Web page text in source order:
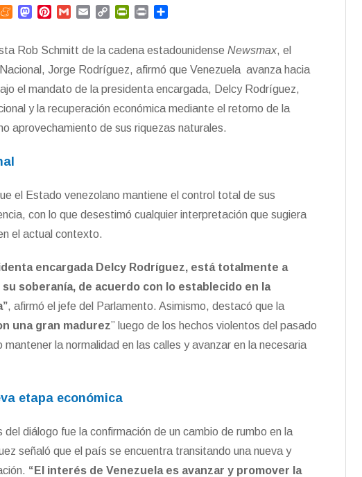
M
e
a
e
M
t
o
o
n
t
e
e
s
t
G
i
l
i
l
y
L
n
k
n
r
i
n
t
p
a
t
i
Rob Schmitt de la cadena estadounidense Newsmax, el
Jorge Rodríguez, afirmó que Venezuela avanza hacia
el mandato de la presidenta encargada, Delcy Rodríguez,
y la recuperación económica mediante el retorno de la
aprovechamiento de sus riquezas naturales.
el Estado venezolano mantiene el control total de sus
con lo que desestimó cualquier interpretación que sugiera
el actual contexto.
encargada Delcy Rodríguez, está totalmente a
soberanía, de acuerdo con lo establecido en la
, afirmó el jefe del Parlamento. Asimismo, destacó que la
una gran madurez” luego de los hechos violentos del pasado
la normalidad en las calles y avanzar en la necesaria
etapa económica
diálogo fue la confirmación de un cambio de rumbo en la
señaló que el país se encuentra transitando una nueva y
“El interés de Venezuela es avanzar y promover la